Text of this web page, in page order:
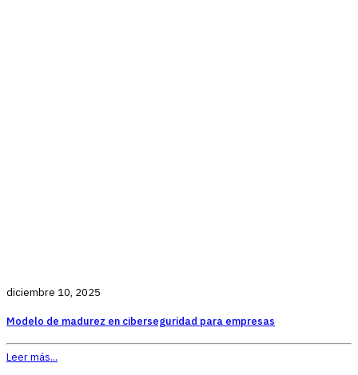
diciembre 10, 2025
Modelo de madurez en ciberseguridad para empresas
Leer más...